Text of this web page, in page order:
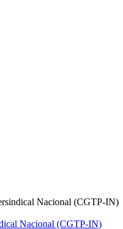
Nacional (CGTP-IN)